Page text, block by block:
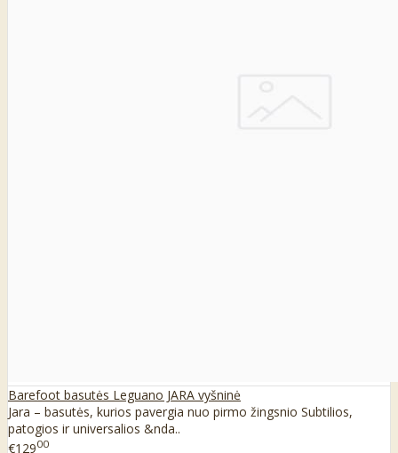
Barefoot basutės Leguano JARA vyšninė
Jara – basutės, kurios pavergia nuo pirmo žingsnio Subtilios,
patogios ir universalios &nda..
€12900